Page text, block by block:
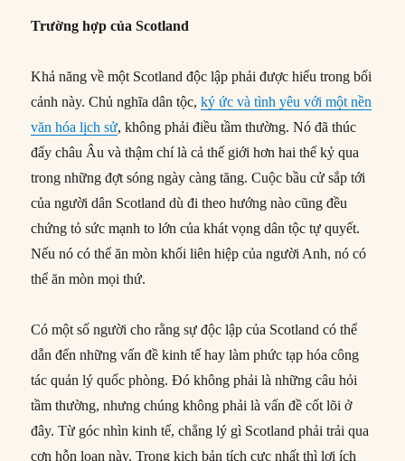
Trường hợp của Scotland
Khả năng về một Scotland độc lập phải được hiểu trong bối
cảnh này. Chủ nghĩa dân tộc,ký ức và tình yêu với một nền
văn hóa lịch sử, không phải điều tầm thường. Nó đã thúc
đẩy châu Âu và thậm chí là cả thế giới hơn hai thế kỷ qua
trong những đợt sóng ngày càng tăng. Cuộc bầu cử sắp tới
của người dân Scotland dù đi theo hướng nào cũng đều
chứng tỏ sức mạnh to lớn của khát vọng dân tộc tự quyết.
Nếu nó có thể ăn mòn khối liên hiệp của người Anh, nó có
thể ăn mòn mọi thứ.
Có một số người cho rằng sự độc lập của Scotland có thể
dẫn đến những vấn đề kinh tế hay làm phức tạp hóa công
tác quản lý quốc phòng. Đó không phải là những câu hỏi
tầm thường, nhưng chúng không phải là vấn đề cốt lõi ở
đây. Từ góc nhìn kinh tế, chẳng lý gì Scotland phải trải qua
cơn hỗn loạn này. Trong kịch bản tích cực nhất thì lợi ích